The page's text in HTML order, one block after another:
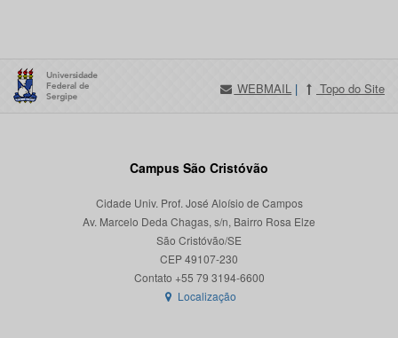
WEBMAIL | Topo do Site
Campus São Cristóvão
Cidade Univ. Prof. José Aloísio de Campos
Av. Marcelo Deda Chagas, s/n, Bairro Rosa Elze
São Cristóvão/SE
CEP 49107-230
Localização